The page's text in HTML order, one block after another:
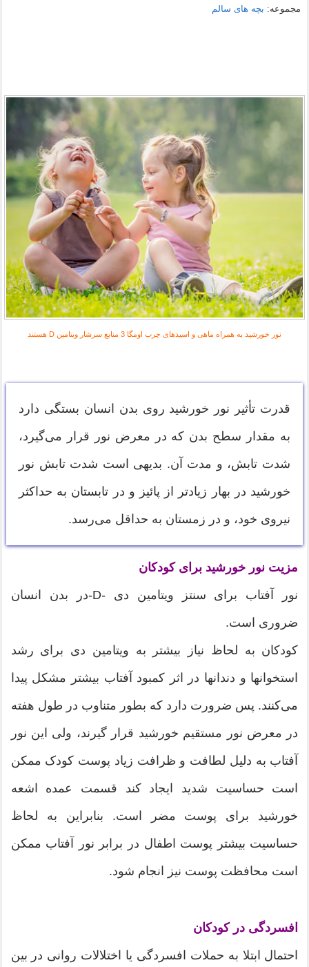
مجموعه: بچه های سالم
نور خورشید به همراه ماهی و اسیدهای چرب اومگا 3 منابع سرشار ویتامین D هستند
قدرت تأثير نور خورشيد روى بدن انسان بستگى دارد
به مقدار سطح بدن که در معرض نور قرار مى‌‌گيرد،
شدت تابش، و مدت آن. بديهى است شدت تابش نور
خورشيد در بهار زيادتر از پائيز و در تابستان به حداکثر
نيروى خود، و در زمستان به حداقل مى‌رسد.
مزیت نور خورشید برای کودکان
نور آفتاب برای سنتز ویتامین دی -D-در بدن انسان
ضروری است.
کودکان به لحاظ نیاز بیشتر به ویتامین دی برای رشد
استخوانها و دندانها در اثر کمبود آفتاب بیشتر مشکل پیدا
می‌کنند. پس ضرورت دارد که بطور متناوب در طول هفته
در معرض نور مستقیم خورشید قرار گیرند، ولی این نور
آفتاب به دلیل لطافت و ظرافت زیاد پوست کودک ممکن
است حساسیت شدید ایجاد کند قسمت عمده اشعه
خورشید برای پوست مضر است. بنابراین به لحاظ
حساسیت بیشتر پوست اطفال در برابر نور آفتاب ممکن
است محافظت پوست نیز انجام شود.
افسردگی در کودکان
احتمال ابتلا به حملات افسردگی یا اختلالات روانی در بین